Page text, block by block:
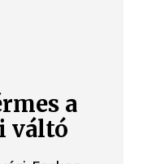
a
váltó